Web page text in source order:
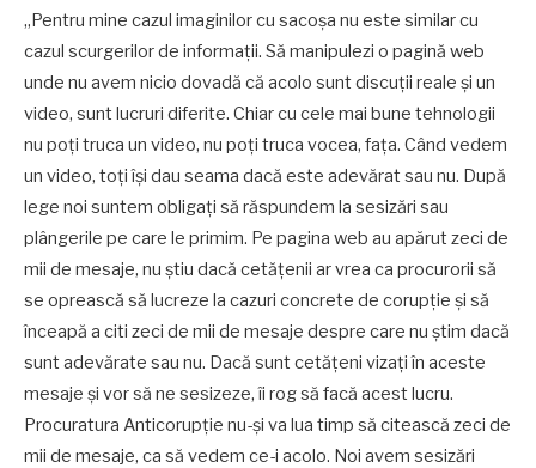
„Pentru mine cazul imaginilor cu sacoșa nu este similar cu
cazul scurgerilor de informații. Să manipulezi o pagină web
unde nu avem nicio dovadă că acolo sunt discuții reale și un
video, sunt lucruri diferite. Chiar cu cele mai bune tehnologii
nu poți truca un video, nu poți truca vocea, fața. Când vedem
un video, toți își dau seama dacă este adevărat sau nu. După
lege noi suntem obligați să răspundem la sesizări sau
plângerile pe care le primim. Pe pagina web au apărut zeci de
mii de mesaje, nu știu dacă cetățenii ar vrea ca procurorii să
se oprească să lucreze la cazuri concrete de corupție și să
înceapă a citi zeci de mii de mesaje despre care nu știm dacă
sunt adevărate sau nu. Dacă sunt cetățeni vizați în aceste
mesaje și vor să ne sesizeze, îi rog să facă acest lucru.
Procuratura Anticorupție nu-și va lua timp să citească zeci de
mii de mesaje, ca să vedem ce-i acolo. Noi avem sesizări